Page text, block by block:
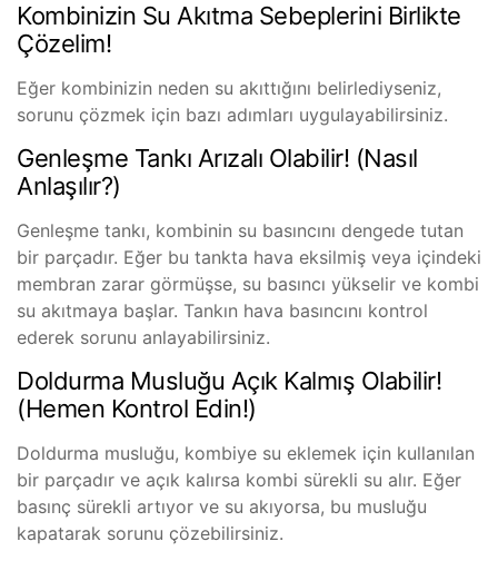
Kombinizin Su Akıtma Sebeplerini Birlikte
Çözelim!
Eğer kombinizin neden su akıttığını belirlediyseniz,
sorunu çözmek için bazı adımları uygulayabilirsiniz.
Genleşme Tankı Arızalı Olabilir! (Nasıl
Anlaşılır?)
Genleşme tankı, kombinin su basıncını dengede tutan
bir parçadır. Eğer bu tankta hava eksilmiş veya içindeki
membran zarar görmüşse, su basıncı yükselir ve kombi
su akıtmaya başlar. Tankın hava basıncını kontrol
ederek sorunu anlayabilirsiniz.
Doldurma Musluğu Açık Kalmış Olabilir!
(Hemen Kontrol Edin!)
Doldurma musluğu, kombiye su eklemek için kullanılan
bir parçadır ve açık kalırsa kombi sürekli su alır. Eğer
basınç sürekli artıyor ve su akıyorsa, bu musluğu
kapatarak sorunu çözebilirsiniz.